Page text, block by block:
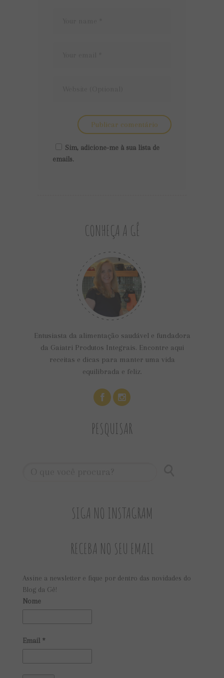
Sim, adicione-me à sua lista de
emails.
CONHEÇA A GÊ
Entusiasta da alimentação saudável e fundadora
da Gaiatri Produtos Integrais. Encontre aqui
receitas e dicas para manter uma vida
equilibrada e feliz.
PESQUISAR
SIGA NO INSTAGRAM
RECEBA NO SEU EMAIL
Assine a newsletter e fique por dentro das novidades do
Blog da Gê!
Nome
Email *